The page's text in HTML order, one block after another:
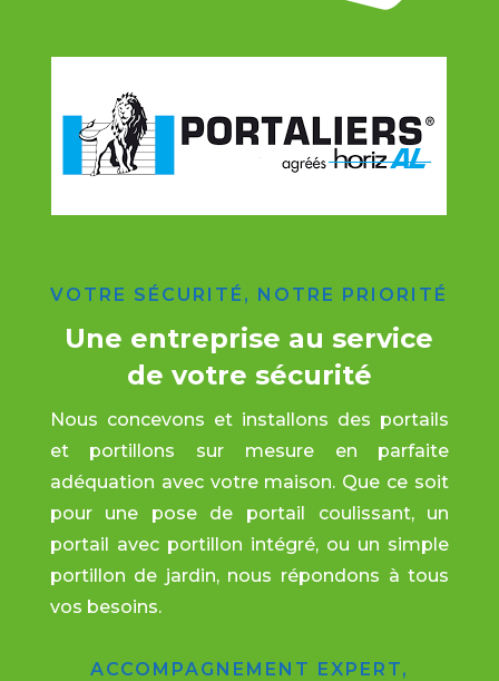
VOTRE SÉCURITÉ, NOTRE PRIORITÉ
Une entreprise au service
de votre sécurité
Nous concevons et installons des portails
et portillons sur mesure en parfaite
adéquation avec votre maison. Que ce soit
pour une pose de portail coulissant, un
portail avec portillon intégré, ou un simple
portillon de jardin, nous répondons à tous
vos besoins.
ACCOMPAGNEMENT EXPERT,